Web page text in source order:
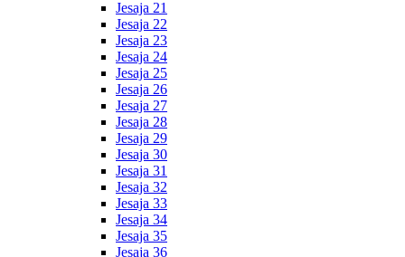
Jesaja 21
Jesaja 22
Jesaja 23
Jesaja 24
Jesaja 25
Jesaja 26
Jesaja 27
Jesaja 28
Jesaja 29
Jesaja 30
Jesaja 31
Jesaja 32
Jesaja 33
Jesaja 34
Jesaja 35
Jesaja 36